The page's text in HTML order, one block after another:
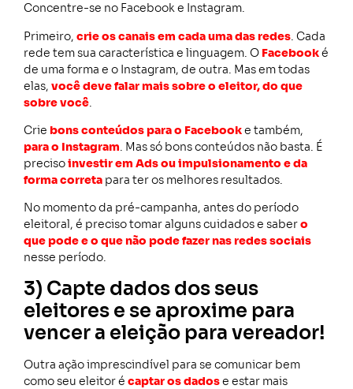
Concentre-se no Facebook e Instagram.
Primeiro, crie os canais em cada uma das redes. Cada
rede tem sua característica e linguagem. O Facebooké
de uma forma e o Instagram, de outra. Mas em todas
elas, você deve falar mais sobre o eleitor, do que
sobre você.
Crie bons conteúdos para o Facebooke também,
para o Instagram. Mas só bons conteúdos não basta. É
precisoinvestir em Ads ou impulsionamento e da
forma correta para ter os melhores resultados.
No momento da pré-campanha, antes do período
eleitoral, é preciso tomar alguns cuidados e sabero
que pode e o que não pode fazer nas redes sociais
nesse período.
3) Capte dados dos seus
eleitores e se aproxime para
vencer a eleição para vereador!
Outra ação imprescindível para se comunicar bem
como seu eleitor é captar os dadose estar mais